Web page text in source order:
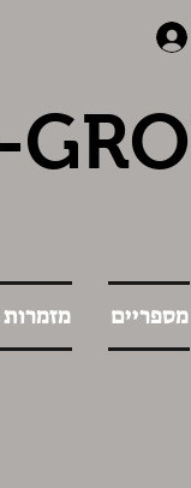
מספריים מזמרות